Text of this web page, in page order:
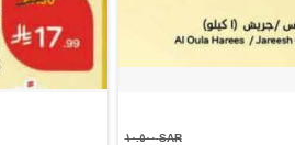
SAR ١٠.٥٠٠